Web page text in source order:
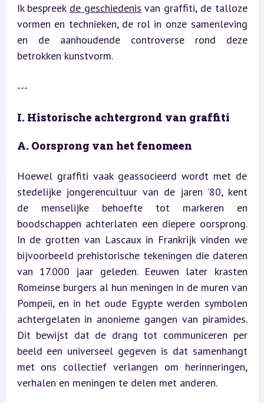
Ik bespreek de geschiedenis van graffiti, de talloze
vormen en technieken, de rol in onze samenleving
en de aanhoudende controverse rond deze
betrokken kunstvorm.
---
I. Historische achtergrond van graffiti
A. Oorsprong van het fenomeen
Hoewel graffiti vaak geassocieerd wordt met de
stedelijke jongerencultuur van de jaren ’80, kent
de menselijke behoefte tot markeren en
boodschappen achterlaten een diepere oorsprong.
In de grotten van Lascaux in Frankrijk vinden we
bijvoorbeeld prehistorische tekeningen die dateren
van 17.000 jaar geleden. Eeuwen later krasten
Romeinse burgers al hun meningen in de muren van
Pompeii, en in het oude Egypte werden symbolen
achtergelaten in anonieme gangen van piramides.
Dit bewijst dat de drang tot communiceren per
beeld een universeel gegeven is dat samenhangt
met ons collectief verlangen om herinneringen,
verhalen en meningen te delen met anderen.